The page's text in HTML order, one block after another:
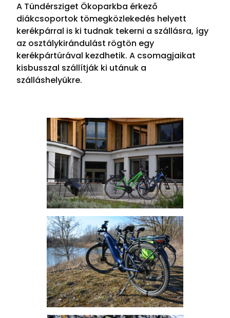
A Tündérsziget Ökoparkba érkező
diákcsoportok tömegközlekedés helyett
kerékpárral is ki tudnak tekerni a szállásra, így
az osztálykirándulást rögtön egy
kerékpártúrával kezdhetik. A csomagjaikat
kisbusszal szállítják ki utánuk a
szálláshelyükre.